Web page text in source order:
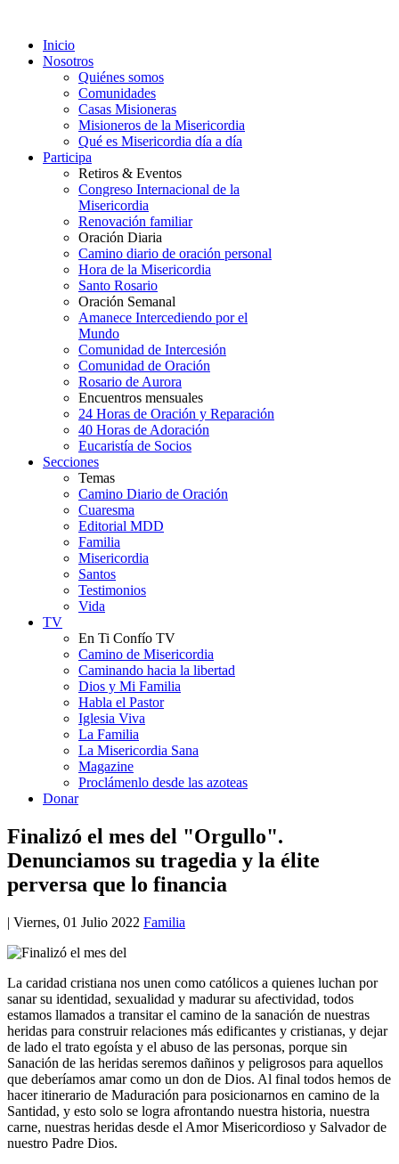
Inicio
Nosotros
Quiénes somos
Comunidades
Casas Misioneras
Misioneros de la Misericordia
Qué es Misericordia día a día
Participa
Retiros & Eventos
Congreso Internacional de la
Misericordia
Renovación familiar
Oración Diaria
Camino diario de oración personal
Hora de la Misericordia
Santo Rosario
Oración Semanal
Amanece Intercediendo por el
Mundo
Comunidad de Intercesión
Comunidad de Oración
Rosario de Aurora
Encuentros mensuales
24 Horas de Oración y Reparación
40 Horas de Adoración
Eucaristía de Socios
Secciones
Temas
Camino Diario de Oración
Cuaresma
Editorial MDD
Familia
Misericordia
Santos
Testimonios
Vida
TV
En Ti Confío TV
Camino de Misericordia
Caminando hacia la libertad
Dios y Mi Familia
Habla el Pastor
Iglesia Viva
La Familia
La Misericordia Sana
Magazine
Proclámenlo desde las azoteas
Donar
Finalizó el mes del "Orgullo".
Denunciamos su tragedia y la élite
perversa que lo financia
| Viernes, 01 Julio 2022 Familia
La caridad cristiana nos unen como católicos a quienes luchan por
sanar su identidad, sexualidad y madurar su afectividad, todos
estamos llamados a transitar el camino de la sanación de nuestras
heridas para construir relaciones más edificantes y cristianas, y dejar
de lado el trato egoísta y el abuso de las personas, porque sin
Sanación de las heridas seremos dañinos y peligrosos para aquellos
que deberíamos amar como un don de Dios. Al final todos hemos de
hacer itinerario de Maduración para posicionarnos en camino de la
Santidad, y esto solo se logra afrontando nuestra historia, nuestra
carne, nuestras heridas desde el Amor Misericordioso y Salvador de
nuestro Padre Dios.